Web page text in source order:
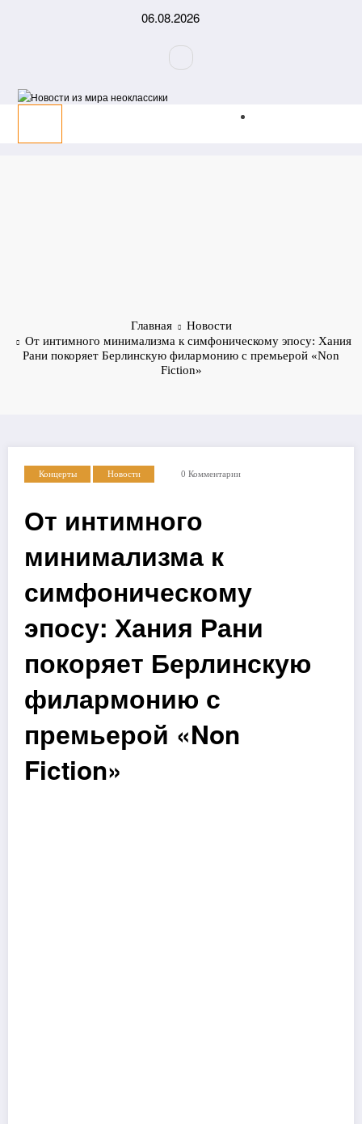
06.08.2026
Главная
Новости
От интимного минимализма к симфоническому эпосу: Хания
Рани покоряет Берлинскую филармонию с премьерой «Non
Fiction»
Концерты Новости 0 Комментарии
От интимного
минимализма к
симфоническому
эпосу: Хания Рани
покоряет Берлинскую
филармонию с
премьерой «Non
Fiction»